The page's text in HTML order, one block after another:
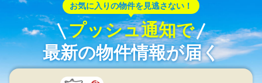
お気に入りの物件を見逃さない！
プッシュ通知で
最新の物件情報が届く